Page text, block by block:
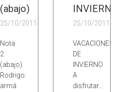
(abajo)
25/10/2011
Nota
2
(abajo)
Rodrigo:
armá
INVIERNO
25/10/2011
VACACIONES
DE
INVIERNO
A
disfrutar…